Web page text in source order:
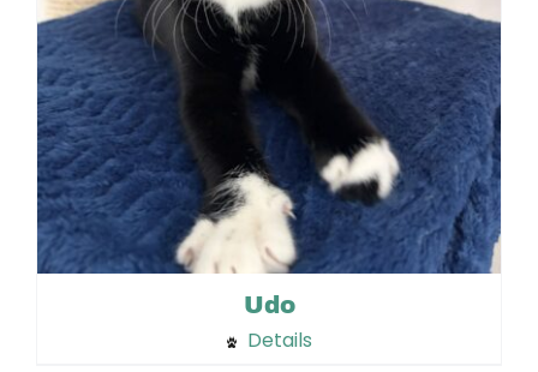
Udo
Details